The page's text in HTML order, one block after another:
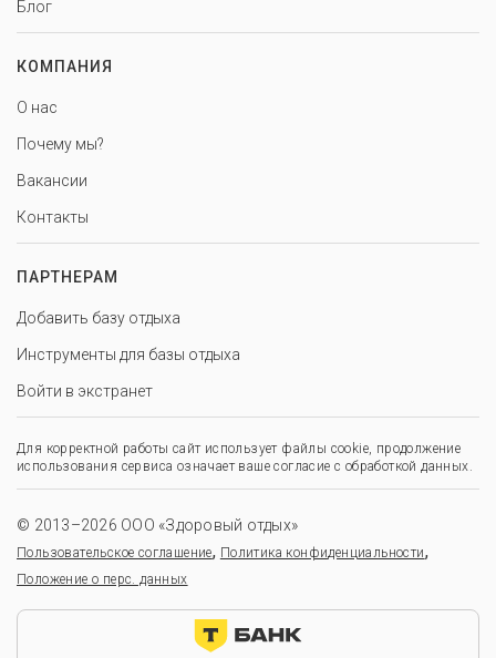
Блог
КОМПАНИЯ
О нас
Почему мы?
Вакансии
Контакты
ПАРТНЕРАМ
Добавить базу отдыха
Инструменты для базы отдыха
Войти в экстранет
Для корректной работы сайт использует файлы cookie, продолжение
использования сервиса означает ваше согласие с обработкой данных.
© 2013–2026 ООО «Здоровый отдых»
Пользовательское соглашение, Политика конфиденциальности,
Положение о перс. данных